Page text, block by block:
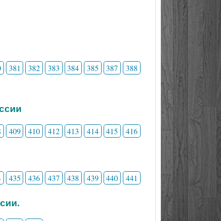
381 382 383 384 385 387 388
409 410 412 413 414 415 416
435 436 437 438 439 440 441